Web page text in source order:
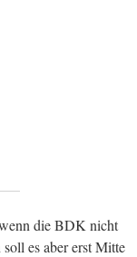
die BDK nicht
es aber erst Mit­te